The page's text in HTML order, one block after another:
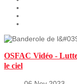
OSFAC Vidéo -
le ciel